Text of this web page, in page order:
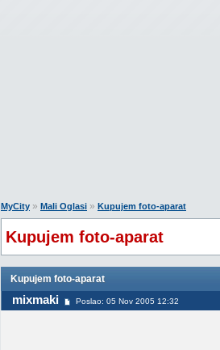
MyCity » Mali Oglasi » Kupujem foto-aparat
Kupujem foto-aparat
Kupujem foto-aparat
mixmaki Poslao: 05 Nov 2005 12:32